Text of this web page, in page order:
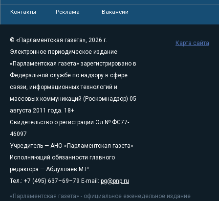
Контакты Реклама Вакансии
© «Парламентская газета», 2026 г.
Электронное периодическое издание
«Парламентская газета» зарегистрировано в
Федеральной службе по надзору в сфере
связи, информационных технологий и
массовых коммуникаций (Роскомнадзор) 05
августа 2011 года. 18+
Свидетельство о регистрации Эл № ФС77-
46097
Учредитель — АНО «Парламентская газета»
Исполняющий обязанности главного
редактора — Абдуллаев М.Р.
Тел.: +7 (495) 637–69–79 E-mail: pg@pnp.ru
«Парламентская газета» - официальное еженедельное издание
Карта сайта